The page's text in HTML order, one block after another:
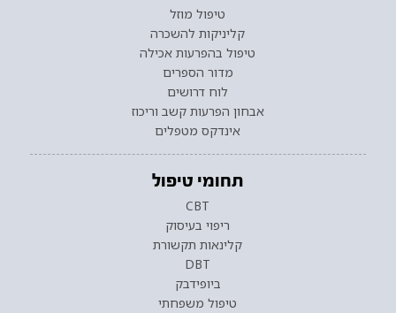
טיפול מוזל
קליניקות להשכרה
טיפול בהפרעות אכילה
מדור הספרים
לוח דרושים
אבחון הפרעות קשב וריכוז
אינדקס מטפלים
תחומי טיפול
CBT
ריפוי בעיסוק
קלינאות תקשורת
DBT
ביופידבק
טיפול משפחתי